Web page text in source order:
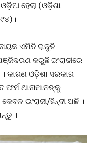
ହେଲା (ଓଡ଼ିଶା
ଏମିତି ରାଜୁତି
କରୁଛି ଇଂରାଜୀରେ
କାରଣ ଓଡ଼ିଶା ସରକାର
ଥାନାମାନଙ୍କୁ
ଇଂରାଜୀ/ହିନ୍ଦୀ ଅଛି ।
।